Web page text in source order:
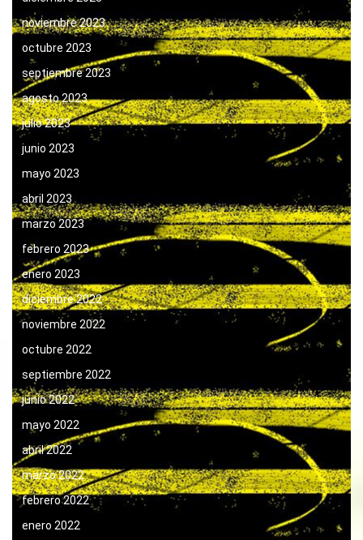
noviembre 2023
octubre 2023
septiembre 2023
agosto 2023
julio 2023
junio 2023
mayo 2023
abril 2023
marzo 2023
febrero 2023
enero 2023
diciembre 2022
noviembre 2022
octubre 2022
septiembre 2022
junio 2022
mayo 2022
abril 2022
marzo 2022
febrero 2022
enero 2022